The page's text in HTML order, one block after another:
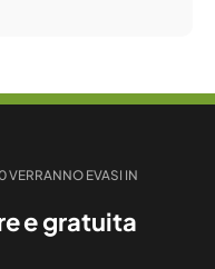
VERRANNO EVASI IN
e gratuita